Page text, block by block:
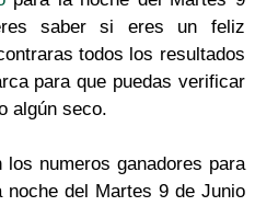
saber si eres un feliz
todos los resultados
para que puedas verificar
algún seco.
los numeros ganadores para
noche del Martes 9 de Junio